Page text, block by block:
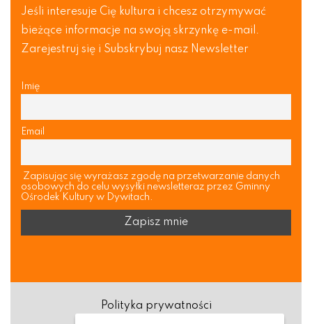
Jeśli interesuje Cię kultura i chcesz otrzymywać
bieżące informacje na swoją skrzynkę e-mail.
Zarejestruj się i Subskrybuj nasz Newsletter
Imię
Email
Zapisując się wyrażasz zgodę na przetwarzanie danych
osobowych do celu wysyłki newsletteraz przez Gminny
Ośrodek Kultury w Dywitach.
Polityka prywatności